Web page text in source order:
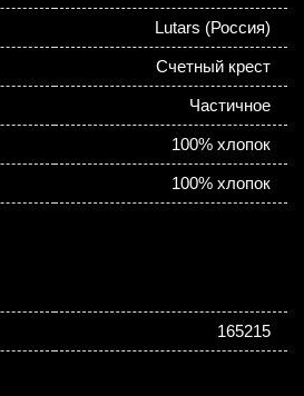
Lutars (Россия)
Счетный крест
Частичное
100% хлопок
100% хлопок
165215